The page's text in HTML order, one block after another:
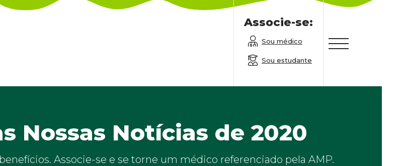
Associe-se:
Sou médico
Sou estudante
Nossas Notícias de 2020
Associe-se e se torne um médico referenciado pela AMP.